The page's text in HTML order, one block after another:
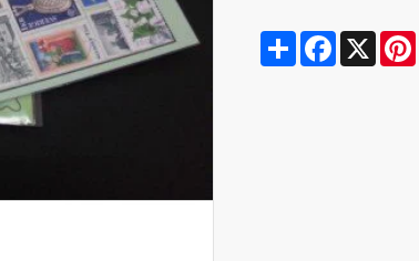
Share Facebook
X